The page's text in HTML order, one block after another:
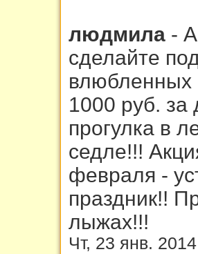
людмила -
сделайте
влюбленных
1000 руб. за
прогулка в
седле!!!
февраля -
праздник!!
лыжах!!!
Чт, 23 янв.